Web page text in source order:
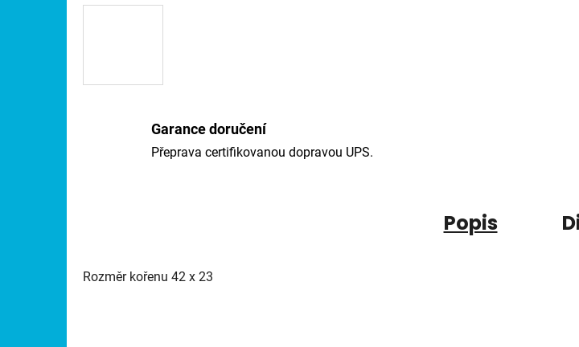
Garance doručení
Přeprava certifikovanou dopravou UPS.
Popis
Rozměr kořenu 42 x 23